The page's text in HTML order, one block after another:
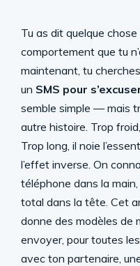
Tu as dit quelque
comportement que tu
maintenant, tu
un SMS pour
semble simple — mais
autre histoire. Trop
Trop long, il noie
l’effet inverse. On
téléphone dans la
total dans la tête. Cet
donne des modèles de
envoyer, pour toutes
avec ton partenaire,